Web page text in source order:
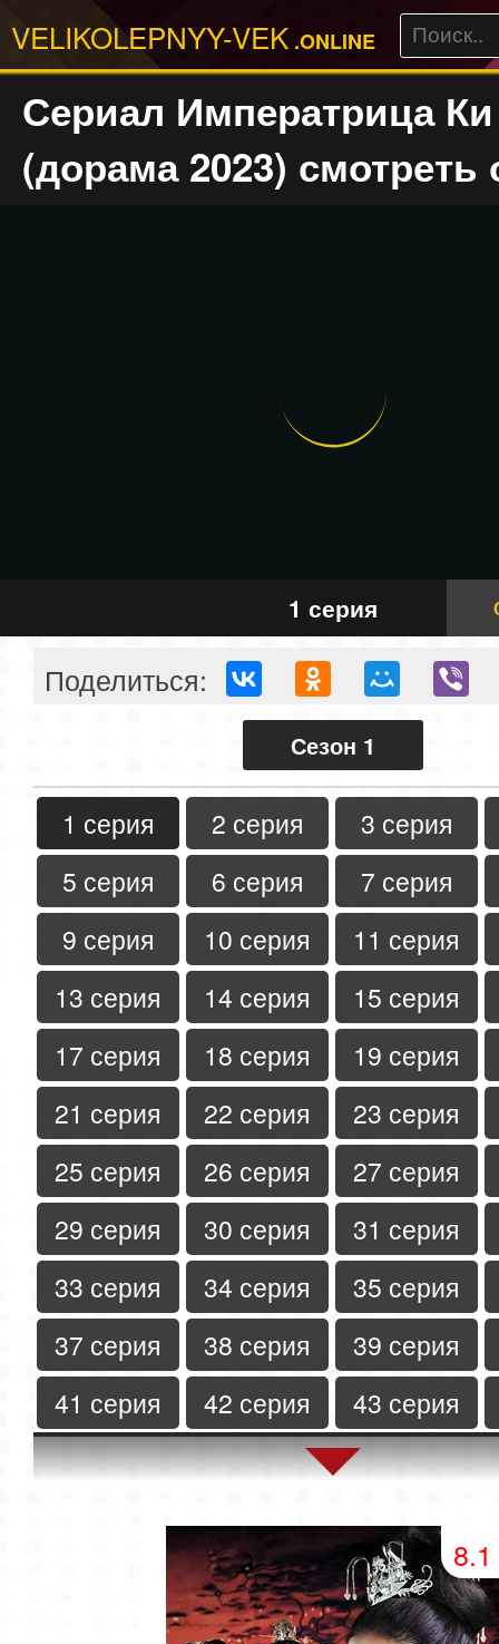
VELIKOLEPNYY-VEK .ONLINE
Сериал Императрица Ки
(дорама 2023) смотреть
1 серия
Поделиться:
Сезон 1
1 серия 2 серия
3 серия
5 серия
6 серия
7 серия
9 серия
10 серия
11 серия
13 серия
14 серия
15 серия
17 серия
18 серия
19 серия
21 серия
22 серия
23 серия
25 серия
26 серия
27 серия
29 серия
30 серия
31 серия
33 серия
34 серия
35 серия
37 серия
38 серия
39 серия
41 серия
42 серия
43 серия
45 серия
46 серия
47 серия
50 серия 51 серия
8.1